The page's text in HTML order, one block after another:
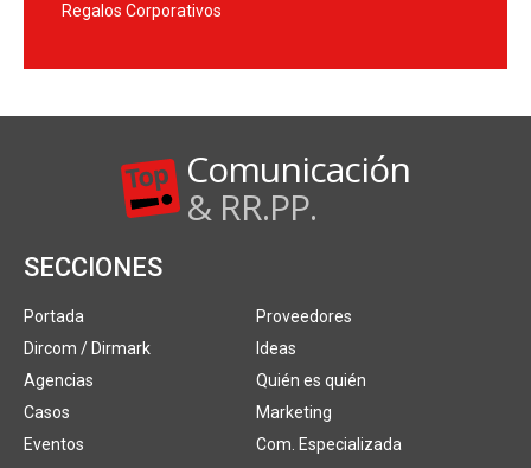
Regalos Corporativos
Comunicación
& RR.PP.
SECCIONES
Portada
Dircom / Dirmark
Agencias
Casos
Eventos
Proveedores
Ideas
Quién es quién
Marketing
Com. Especializada